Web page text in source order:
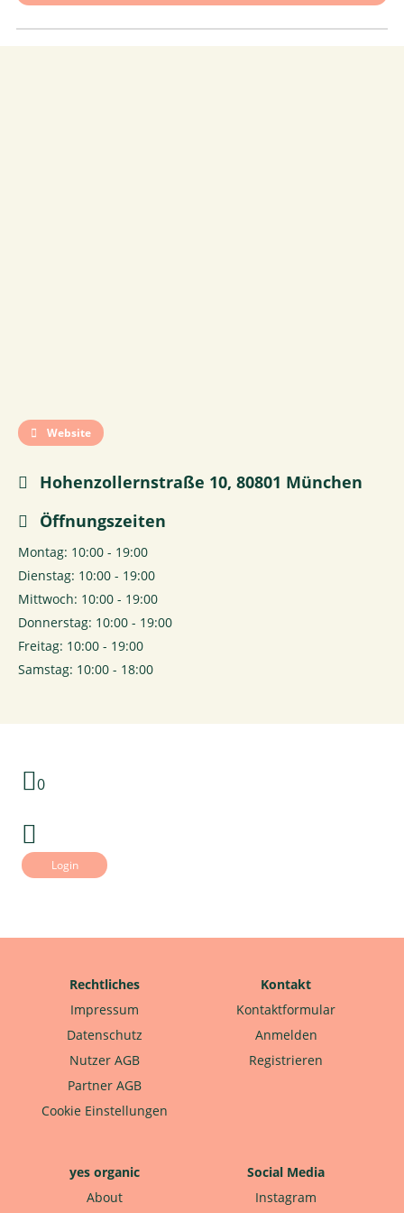
Website
Hohenzollernstraße 10, 80801 München
Öffnungszeiten
Montag: 10:00 - 19:00
Dienstag: 10:00 - 19:00
Mittwoch: 10:00 - 19:00
Donnerstag: 10:00 - 19:00
Freitag: 10:00 - 19:00
Samstag: 10:00 - 18:00
0
Login
Rechtliches
Impressum
Datenschutz
Nutzer AGB
Partner AGB
Cookie Einstellungen
Kontakt
Kontaktformular
Anmelden
Registrieren
yes organic
About
Social Media
Instagram